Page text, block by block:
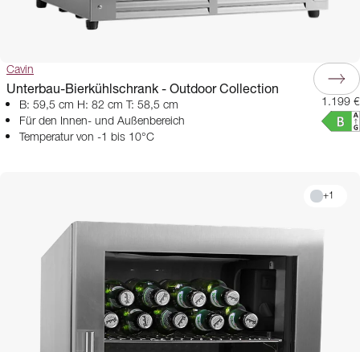
Cavin
Unterbau-Bierkühlschrank - Outdoor Collection
B: 59,5 cm H: 82 cm T: 58,5 cm
Für den Innen- und Außenbereich
Temperatur von -1 bis 10°C
1.199 €
+1